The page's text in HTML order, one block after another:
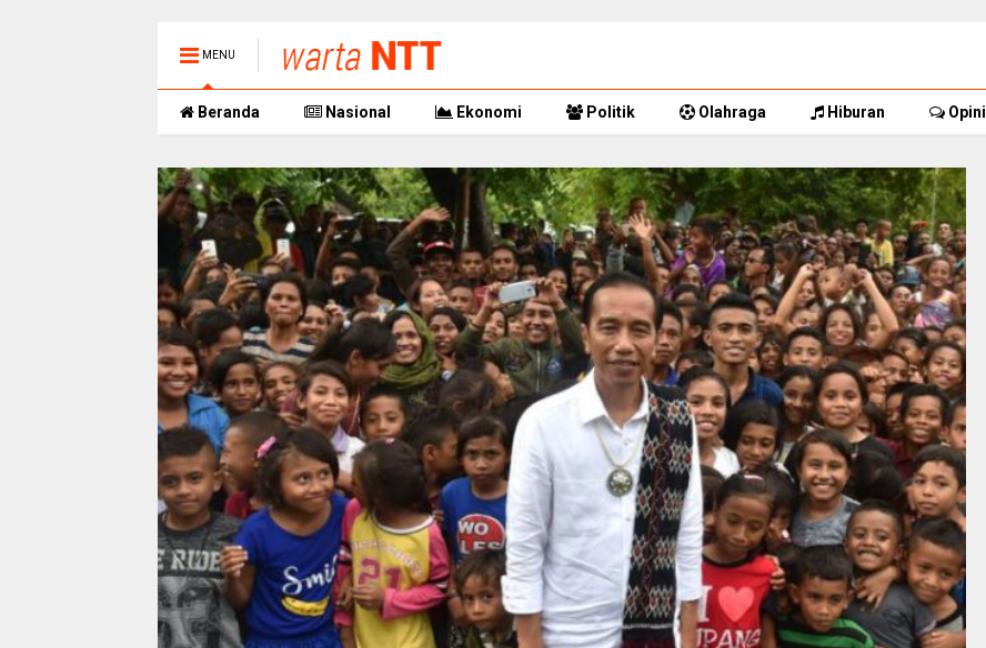
MENU
Beranda Nasional Ekonomi Politik Olahraga Hiburan Opini